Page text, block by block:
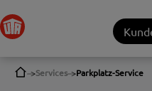
Services Parkplatz-Service